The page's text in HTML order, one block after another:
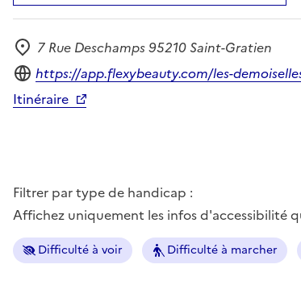
Adresse
7 Rue Deschamps 95210 Saint-Gratien
Site internet
https://app.flexybeauty.com/les-
Itinéraire
Filtrer par type de handicap :
Affichez uniquement les infos d'accessibilité
Difficulté à voir Difficulté à marcher